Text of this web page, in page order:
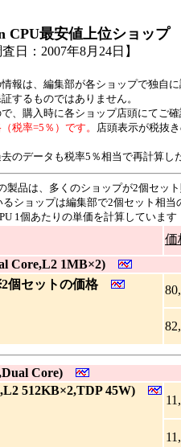
CPU最安値上位ショップ
査日：2007年8月24日】
報は、編集部が各ショップで独自
するものではありません。
、購入時に各ショップ店頭にてご
税率=5％）です。 店頭表示が税抜
のデータも税率5％相当で再計算し
製品は、多くのショップが2個セッ
ショップは編集部で2個セット相
1個あたりの単価を計算しています
価
Core,L2 1MB×2)
個セットの価格
Core)
512KB×2,TDP 45W)